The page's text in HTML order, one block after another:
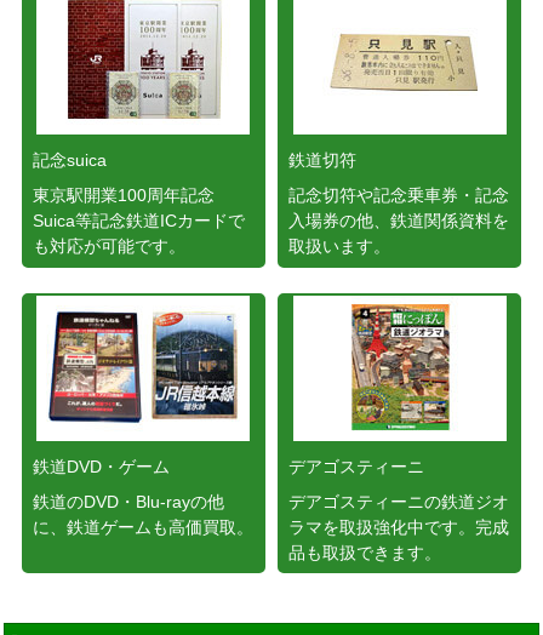
記念suica
東京駅開業100周年記念
Suica等記念鉄道ICカードで
も対応が可能です。
鉄道切符
記念切符や記念乗車券・記念
入場券の他、鉄道関係資料を
取扱います。
鉄道DVD・ゲーム
鉄道のDVD・Blu-rayの他
に、鉄道ゲームも高価買取。
デアゴスティーニ
デアゴスティーニの鉄道ジオ
ラマを取扱強化中です。完成
品も取扱できます。